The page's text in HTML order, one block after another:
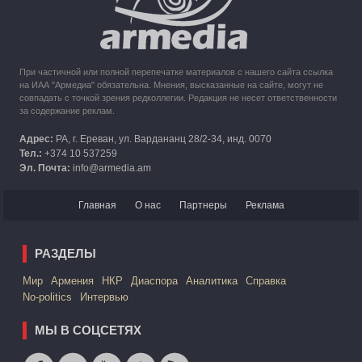
При частичной или полной перепечатке материалов с нашего сайта ссылка
на ИАА "Армедиа" обязательна. Мнения, высказанные на сайте, могут не
совпадать с точкой зрения редколлегии. Редакция не несет ответственности
за содержание реклам.
Адрес: РА, г. Ереван, ул. Вардананц 28/2-34, инд. 0070
Тел.: +374 10 537259
Эл. Почта: info@armedia.am
Главная О нас Партнеры Реклама
РАЗДЕЛЫ
Mир Армения НКР Диаспора Аналитика
Справка
No-politics
Интервью
МЫ В СОЦСЕТЯХ